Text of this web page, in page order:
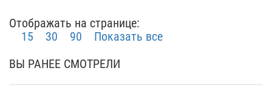
Отображать на странице:
15
30 90
Показать все
ВЫ РАНЕЕ СМОТРЕЛИ